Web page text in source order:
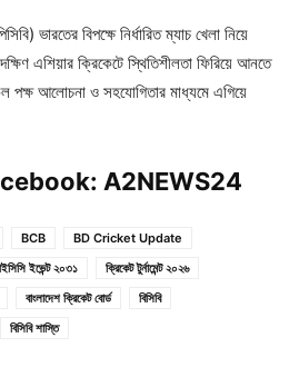
ভারতের বিপক্ষে নির্ধারিত ম্যাচ খেলা নিয়ে
এশিয়ার ক্রিকেটে স্থিতিশীলতা ফিরিয়ে আনতে
পক্ষ আলোচনা ও সহযোগিতার মাধ্যমে এগিয়ে
A2NEWS24
BCB
BD Cricket Update
ইভেন্ট ২০৩১
ক্রিকেট টুর্নামেন্ট ২০২৬
বাংলাদেশ ক্রিকেট বোর্ড
বিসিবি
বিসিবি শাস্তি